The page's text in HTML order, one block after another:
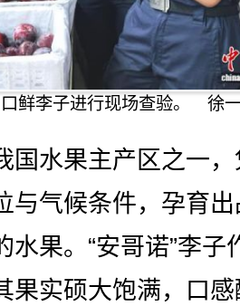
口鲜李子进行现场查验。 徐
水果主产区之一，
与气候条件，孕育
水果。“安哥诺”李子
果实硕大饱满，口